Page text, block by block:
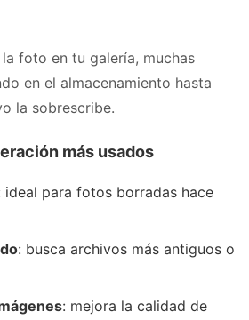
foto en tu galería, muchas
en el almacenamiento hasta
la sobrescribe.
más usados
ideal para fotos borradas hace
: busca archivos más antiguos o
: mejora la calidad de